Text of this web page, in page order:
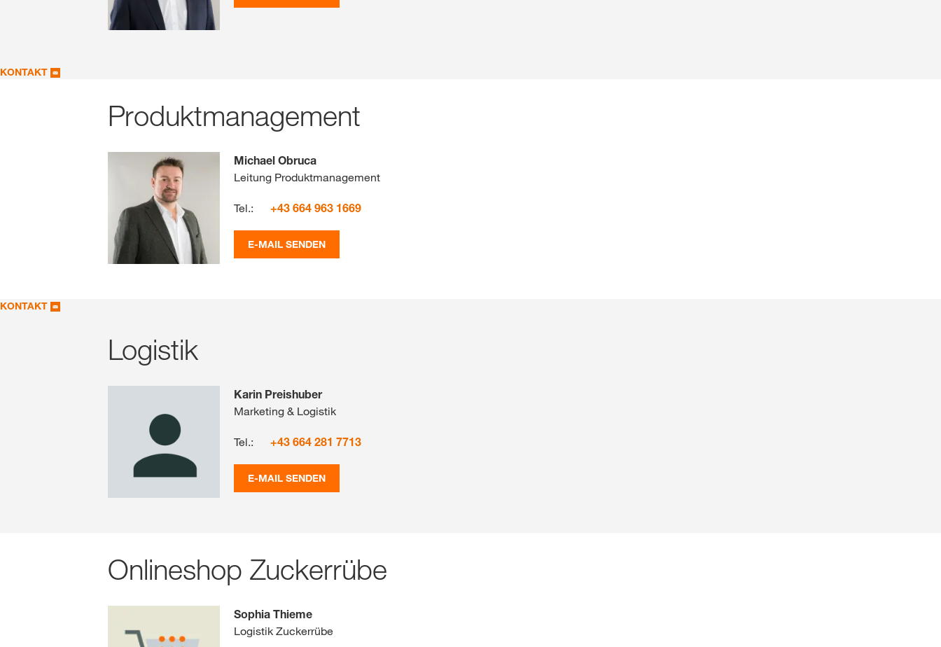
KONTAKT
Produktmanagement
Michael Obruca
Leitung Produktmanagement
Tel.: +43 664 963 1669
E-MAIL SENDEN
KONTAKT
Logistik
Karin Preishuber
Marketing & Logistik
Tel.: +43 664 281 7713
E-MAIL SENDEN
Onlineshop Zuckerrübe
Sophia Thieme
Logistik Zuckerrübe